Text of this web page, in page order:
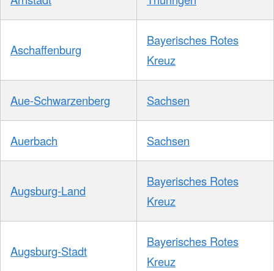
Aschaffenburg
Bayerisches Rotes
Kreuz
Aue-Schwarzenberg Sachsen
Auerbach Sachsen
Augsburg-Land
Bayerisches Rotes
Kreuz
Augsburg-Stadt
Bayerisches Rotes
Kreuz